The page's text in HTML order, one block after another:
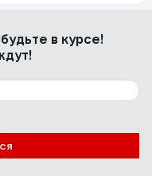
в курсе!